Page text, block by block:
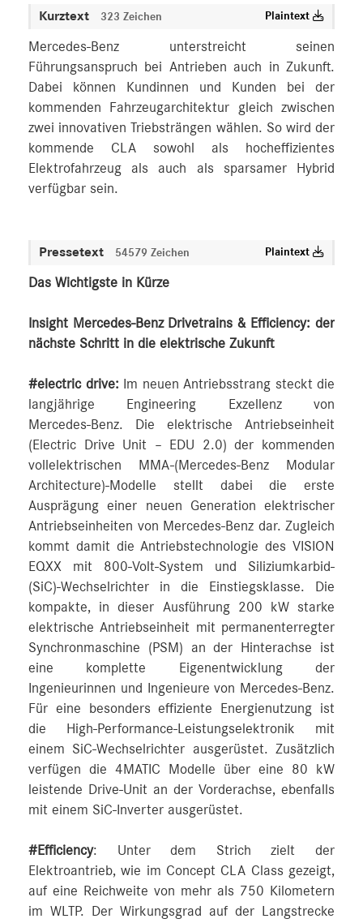
Kurztext 323 Zeichen Plaintext
Mercedes-Benz unterstreicht seinen
Führungsanspruch bei Antrieben auch in Zukunft.
Dabei können Kundinnen und Kunden bei der
kommenden Fahrzeugarchitektur gleich zwischen
zwei innovativen Triebsträngen wählen. So wird der
kommende CLA sowohl als hocheffizientes
Elektrofahrzeug als auch als sparsamer Hybrid
verfügbar sein.
Pressetext 54579 Zeichen Plaintext
Das Wichtigste in Kürze
Insight Mercedes-Benz Drivetrains & Efficiency: der
nächste Schritt in die elektrische Zukunft
#electric drive: Im neuen Antriebsstrang steckt die
langjährige Engineering Exzellenz von
Mercedes‑Benz. Die elektrische Antriebseinheit
(Electric Drive Unit – EDU 2.0) der kommenden
vollelektrischen MMA-(Mercedes‑Benz Modular
Architecture)-Modelle stellt dabei die erste
Ausprägung einer neuen Generation elektrischer
Antriebseinheiten von Mercedes‑Benz dar. Zugleich
kommt damit die Antriebstechnologie des VISION
EQXX mit 800-Volt-System und Siliziumkarbid-
(SiC)-Wechselrichter in die Einstiegsklasse. Die
kompakte, in dieser Ausführung 200 kW starke
elektrische Antriebseinheit mit permanenterregter
Synchronmaschine (PSM) an der Hinterachse ist
eine komplette Eigenentwicklung der
Ingenieurinnen und Ingenieure von Mercedes-Benz.
Für eine besonders effiziente Energienutzung ist
die High-Performance-Leistungselektronik mit
einem SiC-Wechselrichter ausgerüstet. Zusätzlich
verfügen die 4MATIC Modelle über eine 80 kW
leistende Drive-Unit an der Vorderachse, ebenfalls
mit einem SiC-Inverter ausgerüstet.
#Efficiency: Unter dem Strich zielt der
Elektroantrieb, wie im Concept CLA Class gezeigt,
auf eine Reichweite von mehr als 750 Kilometern
im WLTP. Der Wirkungsgrad auf der Langstrecke